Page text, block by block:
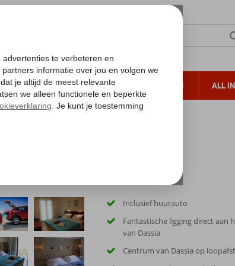
ZONVAKANTIES VERRE REIZEN ALL
Gratis annuleren*
Inclusief huurauto
Fantastische ligging direct aan
van Dassia
Centrum van Dassia op